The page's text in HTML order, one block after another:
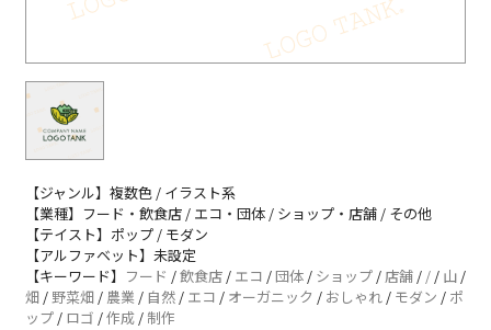
【ジャンル】複数色 / イラスト系
【業種】フード・飲食店 / エコ・団体 / ショップ・店舗 / その他
【テイスト】ポップ / モダン
【アルファベット】未設定
【キーワード】 フード /飲食店 / エコ /団体 / ショップ / 店舗 / / / 山 /
畑 /野菜畑 / 農業 / 自然 / エコ / オーガニック / おしゃれ / モダン / ポ
ップ / ロゴ /作成 / 制作